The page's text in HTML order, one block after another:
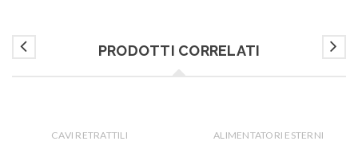
PRODOTTI CORRELATI
CAVI RETRATTILI ALIMENTATORI ESTERNI